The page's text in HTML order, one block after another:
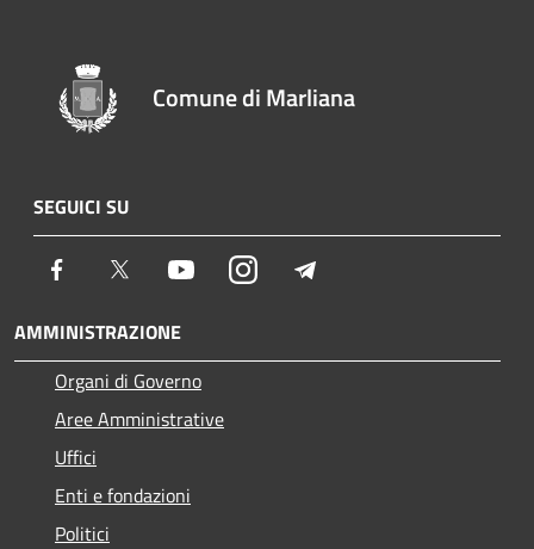
Comune di Marliana
SEGUICI SU
Facebook Twitter YoutubeInstagram
AMMINISTRAZIONE
Organi di Governo
Aree Amministrative
Uffici
Enti e fondazioni
Politici